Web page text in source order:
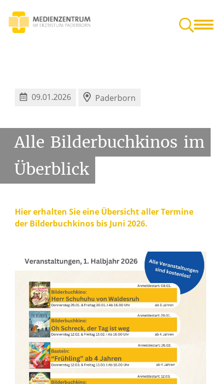
09.01.2026 Paderborn
Alle Bilderbuchkinos im
Überblick
Hier erhalten Sie eine Übersicht aller Termine
der Bilderbuchkinos bis Juni 2026.